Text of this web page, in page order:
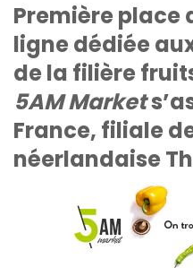
Première place
ligne dédiée
de la filière
5AM Market
France, filiale
néerlandaise